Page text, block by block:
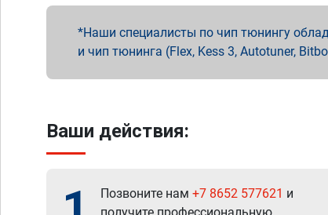
Наши специалисты по чип тюнингу
и чип тюнинга (Flex, Kess 3, Autotuner,
Ваши действия:
Позвоните нам +7 8652 577621 и